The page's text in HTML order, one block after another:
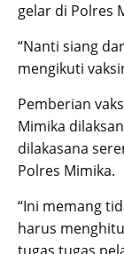
gelar di Polres
“Nanti siang
mengikuti
Pemberian
Mimika
dilakasana
Polres Mimika.
“Ini memang
harus